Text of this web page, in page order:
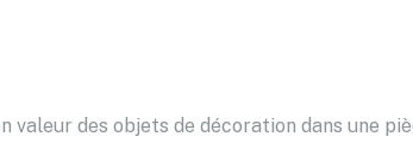
des objets de décoration dans une